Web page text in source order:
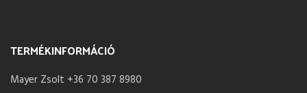
TERMÉKINFORMÁCIÓ
Mayer Zsolt +36 70 387 8980